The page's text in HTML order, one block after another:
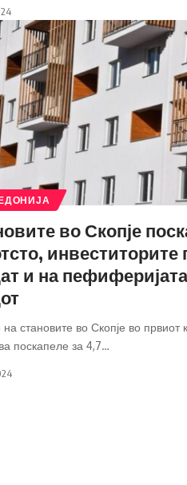
во Скопје
инвеститорите
и на
становите во Скопје во првиот
поскапеле за 4,7…